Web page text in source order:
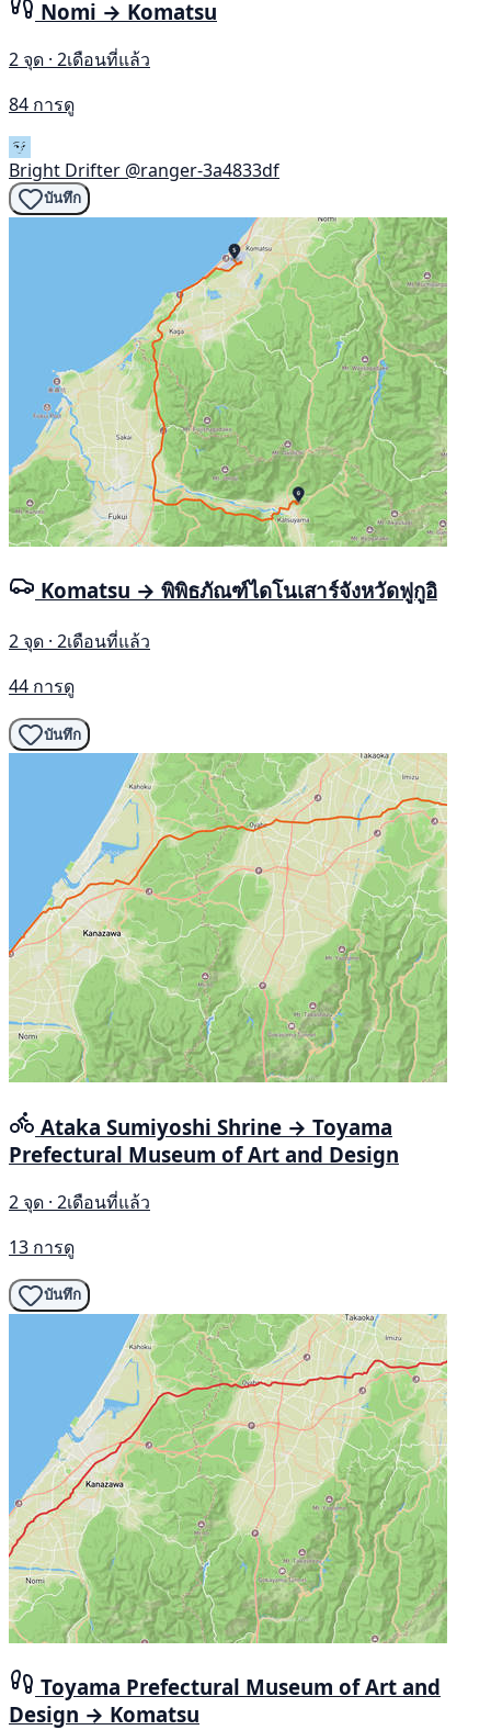
Nomi → Komatsu
2 จุด · 2เดือนที่แล้ว
84 การดู
Bright Drifter @ranger-3a4833df
บันทึก
Komatsu → พิพิธภัณฑ์ไดโนเสาร์จังหวัดฟูกูอิ
2 จุด · 2เดือนที่แล้ว
44 การดู
บันทึก
Ataka Sumiyoshi Shrine → Toyama
Prefectural Museum of Art and Design
2 จุด · 2เดือนที่แล้ว
13 การดู
บันทึก
Toyama Prefectural Museum of Art and
Design → Komatsu